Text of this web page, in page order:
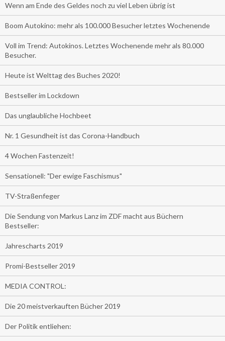
Wenn am Ende des Geldes noch zu viel Leben übrig ist
Boom Autokino: mehr als 100.000 Besucher letztes Wochenende
Voll im Trend: Autokinos. Letztes Wochenende mehr als 80.000
Besucher.
Heute ist Welttag des Buches 2020!
Bestseller im Lockdown
Das unglaubliche Hochbeet
Nr. 1 Gesundheit ist das Corona-Handbuch
4 Wochen Fastenzeit!
Sensationell: "Der ewige Faschismus"
TV-Straßenfeger
Die Sendung von Markus Lanz im ZDF macht aus Büchern
Bestseller:
Jahrescharts 2019
Promi-Bestseller 2019
MEDIA CONTROL:
Die 20 meistverkauften Bücher 2019
Der Politik entliehen: